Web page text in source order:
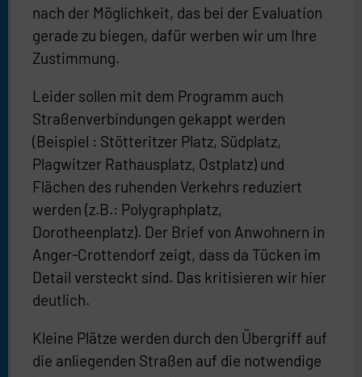
nach der Möglichkeit, das bei der Evaluation
gerade zu biegen, dafür werben wir um Ihre
Zustimmung.
Leider sollen mit dem Programm auch
Straßenverbindungen gekappt werden
(Beispiel : Stötteritzer Platz, Südplatz,
Plagwitzer Rathausplatz, Ostplatz) und
Flächen des ruhenden Verkehrs reduziert
werden (z.B.: Polygraphplatz,
Dorotheenplatz). Der Brief von Anwohnern in
Anger-Crottendorf zeigt, dass da Tücken im
Detail versteckt sind. Das kritisieren wir hier
deutlich.
Kleine Plätze werden durch den Übergriff auf
die anliegenden Straßen auf die notwendige